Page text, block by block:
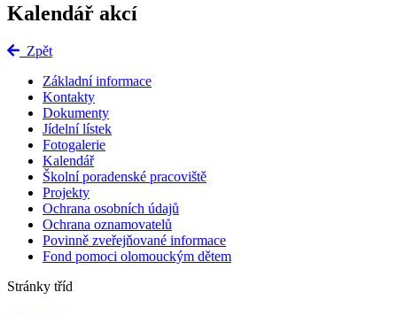
Kalendář akcí
Zpět
Základní informace
Kontakty
Dokumenty
Jídelní lístek
Fotogalerie
Kalendář
Školní poradenské pracoviště
Projekty
Ochrana osobních údajů
Ochrana oznamovatelů
Povinně zveřejňované informace
Fond pomoci olomouckým dětem
Stránky tříd